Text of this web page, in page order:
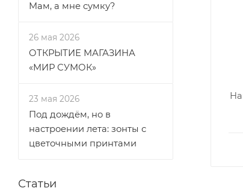
Мам, а мне сумку?
26 мая 2026
ОТКРЫТИЕ МАГАЗИНА
«МИР СУМОК»
23 мая 2026
Под дождём, но в
настроении лета: зонты с
цветочными принтами
Статьи